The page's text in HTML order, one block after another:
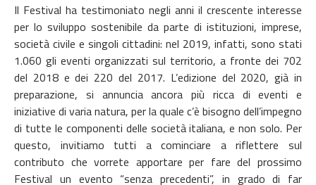
Il Festival ha testimoniato negli anni il crescente interesse
per lo sviluppo sostenibile da parte di istituzioni, imprese,
società civile e singoli cittadini: nel 2019, infatti, sono stati
1.060 gli eventi organizzati sul territorio, a fronte dei 702
del 2018 e dei 220 del 2017. L’edizione del 2020, già in
preparazione, si annuncia ancora più ricca di eventi e
iniziative di varia natura, per la quale c’è bisogno dell’impegno
di tutte le componenti delle società italiana, e non solo. Per
questo, invitiamo tutti a cominciare a riflettere sul
contributo che vorrete apportare per fare del prossimo
Festival un evento “senza precedenti”, in grado di far